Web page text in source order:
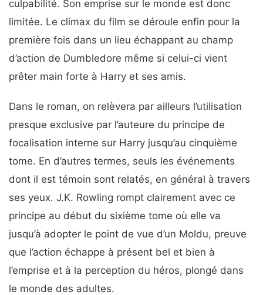
culpabilité. Son emprise sur le monde est donc
limitée. Le climax du film se déroule enfin pour la
première fois dans un lieu échappant au champ
d’action de Dumbledore même si celui-ci vient
prêter main forte à Harry et ses amis.
Dans le roman, on relèvera par ailleurs l’utilisation
presque exclusive par l’auteure du principe de
focalisation interne sur Harry jusqu’au cinquième
tome. En d’autres termes, seuls les événements
dont il est témoin sont relatés, en général à travers
ses yeux. J.K. Rowling rompt clairement avec ce
principe au début du sixième tome où elle va
jusqu’à adopter le point de vue d’un Moldu, preuve
que l’action échappe à présent bel et bien à
l’emprise et à la perception du héros, plongé dans
le monde des adultes.